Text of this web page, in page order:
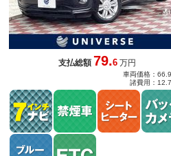
支払総額79.6 万円
車両価格：
諸費用：